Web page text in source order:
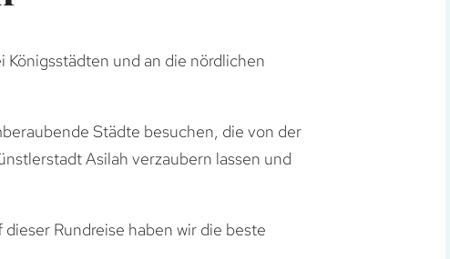
und an die nördlichen
Städte besuchen, die von der
Asilah verzaubern lassen und
Rundreise haben wir die beste